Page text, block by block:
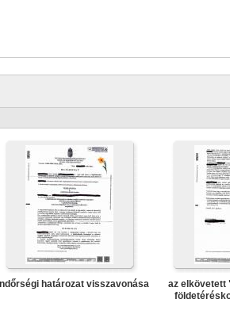
határozat visszavonása
az elkövetett